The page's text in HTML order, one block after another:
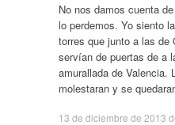
No nos damos cuenta
lo perdemos. Yo siento
torres que junto a las de
servían de puertas de a
amurallada de Valencia.
molestaran y se
13 de diciembre de 2013